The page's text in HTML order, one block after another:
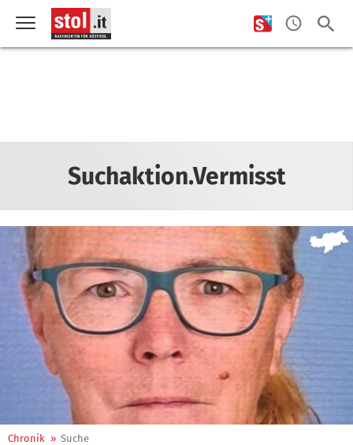
Suchaktion.Vermisst
Chronik » Suche